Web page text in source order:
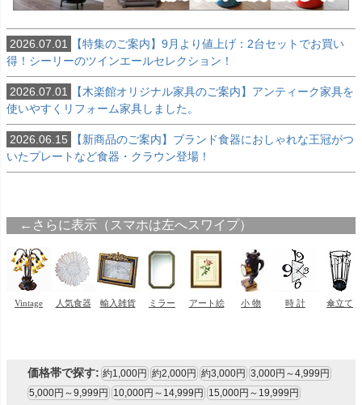
2026.07.01
【特集のご案内】9月より値上げ：2台セットでお買い
得！シーリーのツインエールセレクション！
2026.07.01
【木楽館オリジナル家具のご案内】アンティーク家具を
使いやすくリフォーム家具しました。
2026.06.15
【新商品のご案内】ブランド食器におしゃれな王冠がつ
いたプレートなど食器・クラウン登場！
価格帯で探す: 約1,000円 約2,000円 約3,000円 3,000円～4,999円
5,000円～9,999円
10,000円～14,999円
15,000円～19,999円